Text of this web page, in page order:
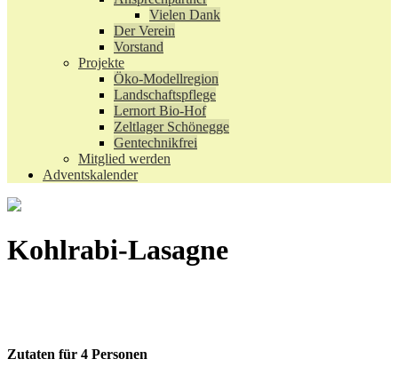
Vielen Dank
Der Verein
Vorstand
Projekte
Öko-Modellregion
Landschaftspflege
Lernort Bio-Hof
Zeltlager Schönegge
Gentechnikfrei
Mitglied werden
Adventskalender
Kohlrabi-Lasagne
Zutaten für 4 Personen